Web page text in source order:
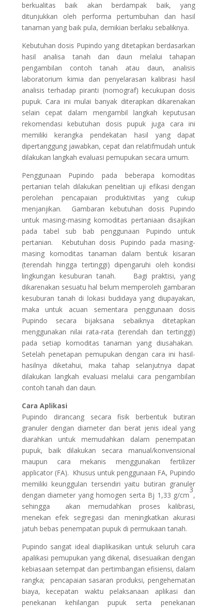
berkualitas baik akan berdampak baik, yang
ditunjukkan oleh performa pertumbuhan dan hasil
tanaman yang baik pula, demikian berlaku sebaliknya.
Kebutuhan dosis Pupindo yang ditetapkan berdasarkan
hasil analisa tanah dan daun melalui tahapan
pengambilan contoh tanah atau daun, analisis
laboratorium kimia dan penyelarasan kalibrasi hasil
analisis terhadap piranti (nomograf) kecukupan dosis
pupuk. Cara ini mulai banyak diterapkan dikarenakan
selain cepat dalam mengambil langkah keputusan
rekomendasi kebutuhan dosis pupuk juga cara ini
memiliki kerangka pendekatan hasil yang dapat
dipertanggung jawabkan, cepat dan relatifmudah untuk
dilakukan langkah evaluasi pemupukan secara umum.
Penggunaan Pupindo pada beberapa komoditas
pertanian telah dilakukan penelitian uji efikasi dengan
perolehan pencapaian produktivitas yang cukup
menjanjikan. Gambaran kebutuhan dosis Pupindo
untuk masing-masing komoditas pertaniaan disajikan
pada tabel sub bab penggunaan Pupindo untuk
pertanian. Kebutuhan dosis Pupindo pada masing-
masing komoditas tanaman dalam bentuk kisaran
(terendah hingga tertinggi) dipengaruhi oleh kondisi
lingkungan kesuburan tanah. Bagi praktisi, yang
dikarenakan sesuatu hal belum memperoleh gambaran
kesuburan tanah di lokasi budidaya yang diupayakan,
maka untuk acuan sementara penggunaan dosis
Pupindo secara bijaksana sebaiknya ditetapkan
menggunakan nilai rata-rata (terendah dan tertinggi)
pada setiap komoditas tanaman yang diusahakan.
Setelah penetapan pemupukan dengan cara ini hasil-
hasilnya diketahui, maka tahap selanjutnya dapat
dilakukan langkah evaluasi melalui cara pengambilan
contoh tanah dan daun.
Cara Aplikasi
Pupindo dirancang secara fisik berbentuk butiran
granuler dengan diameter dan berat jenis ideal yang
diarahkan untuk memudahkan dalam penempatan
pupuk, baik dilakukan secara manual/konvensional
maupun cara mekanis menggunakan fertilizer
applicator (FA). Khusus untuk penggunaan FA, Pupindo
memiliki keunggulan tersendiri yaitu butiran granuler
dengan diameter yang homogen serta Bj 1,33 g/cm
3
,
sehingga akan memudahkan proses kalibrasi,
menekan efek segregasi dan meningkatkan akurasi
jatuh bebas penempatan pupuk di permukaan tanah.
Pupindo sangat ideal diaplikasikan untuk seluruh cara
apalikasi pemupukan yang dikenal, disesuaikan dengan
kebiasaan setempat dan pertimbangan efisiensi, dalam
rangka; pencapaian sasaran produksi, pengehematan
biaya, kecepatan waktu pelaksanaan aplikasi dan
penekanan kehilangan pupuk serta penekanan